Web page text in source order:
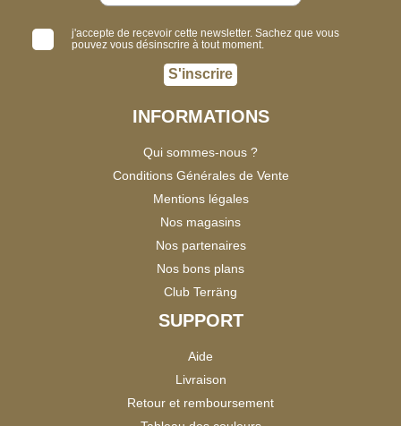
j'accepte de recevoir cette newsletter. Sachez que vous
pouvez vous désinscrire à tout moment.
S'inscrire
INFORMATIONS
Qui sommes-nous ?
Conditions Générales de Vente
Mentions légales
Nos magasins
Nos partenaires
Nos bons plans
Club Terräng
SUPPORT
Aide
Livraison
Retour et remboursement